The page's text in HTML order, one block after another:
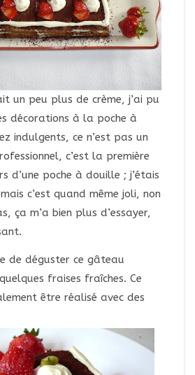
un peu plus de crème, j’ai pu
décorations à la poche à
indulgents, ce n’est pas un
c’est la première
d’une poche à douille ; j’étais
c’est quand même joli, non
ça m’a bien plus d’essayer,
de déguster ce gâteau
fraises fraîches. Ce
être réalisé avec des